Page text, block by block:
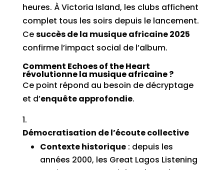
heures. À Victoria Island, les clubs affichent
complet tous les soirs depuis le lancement.
Cesuccès de la musique africaine 2025
confirme l’impact social de l’album.
Comment Echoes of the Heart
révolutionne la musique africaine ?
Ce point répond au besoin de décryptage
et d’enquête approfondie.
Démocratisation de l’écoute collective
Contexte historique: depuis les
années 2000, les Great Lagos Listening